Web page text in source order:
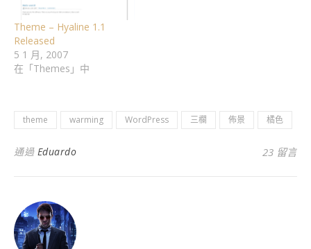
Theme – Hyaline 1.1
Released
5 1 月, 2007
在「Themes」中
theme warming WordPress 三欄 佈景 橘色
通過 Eduardo 23 留言